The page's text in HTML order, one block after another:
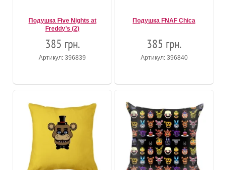
Подушка Five Nights at
Freddy’s (2)
385 грн.
Артикул: 396839
Подушка FNAF Chica
385 грн.
Артикул: 396840